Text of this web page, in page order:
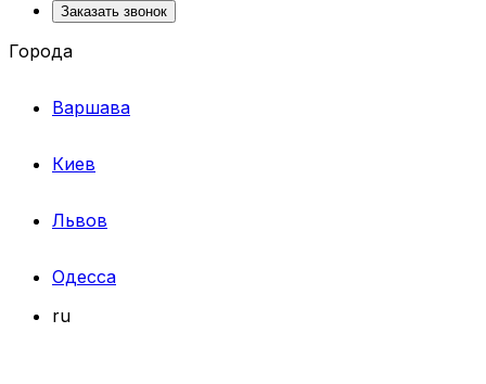
Заказать звонок
Города
Варшава
Киев
Львов
Одесса
ru